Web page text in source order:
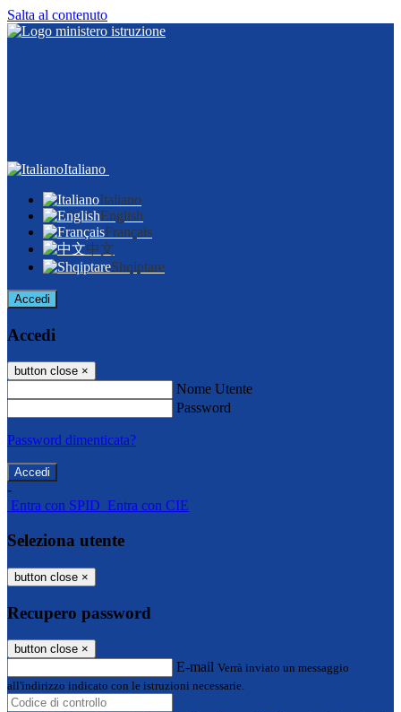
Salta al contenuto
Italiano
Italiano
English
Français
中文
Shqiptare
Accedi
Accedi
button close ×
Nome Utente
Password
Password dimenticata?
-
Entra con SPID Entra con CIE
Seleziona utente
button close ×
Recupero password
button close ×
E-mail Verrà inviato un messaggio
all'indirizzo indicato con le istruzioni necessarie.